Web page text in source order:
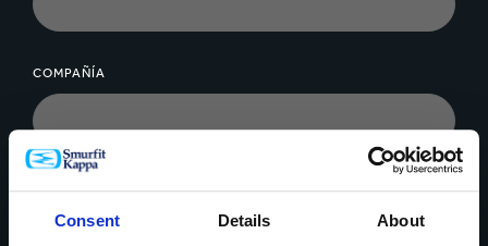
Consent Details About
COMPAÑÍA
VOLÚMEN DE PRODUCCIÓN *